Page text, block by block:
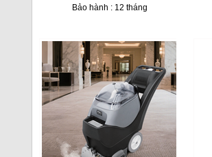
Bảo hành : 12 tháng